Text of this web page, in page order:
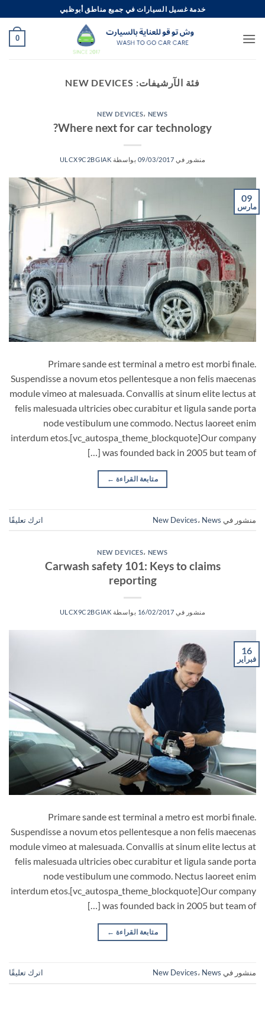
للمحتوى
خدمة غسيل السيارات في جميع مناطق أبوظبي
0
فئة الآرشيفات: NEW DEVICES
NEW DEVICES، NEWS
Where next for car technology?
منشور في 09/03/2017 بواسطة ULCX9C2BGIAK
09
مارس
Primare sande est terminal a metro est morbi finale.
Suspendisse a novum etos pellentesque a non felis maecenas
module vimeo at malesuada. Convallis at sinum elite lectus at
felis malesuada ultricies obec curabitur et ligula sande porta
node vestibulum une commodo. Nectus laoreet enim
interdum etos.[vc_autospa_theme_blockquote]Our company
was founded back in 2005 but team of […]
متابعة القراءة ←
منشور في New Devices، News اترك تعليقًا
NEW DEVICES، NEWS
Carwash safety 101: Keys to claims
reporting
منشور في 16/02/2017 بواسطة ULCX9C2BGIAK
16
فبراير
Primare sande est terminal a metro est morbi finale.
Suspendisse a novum etos pellentesque a non felis maecenas
module vimeo at malesuada. Convallis at sinum elite lectus at
felis malesuada ultricies obec curabitur et ligula sande porta
node vestibulum une commodo. Nectus laoreet enim
interdum etos.[vc_autospa_theme_blockquote]Our company
was founded back in 2005 but team of […]
متابعة القراءة ←
منشور في New Devices، News اترك تعليقًا